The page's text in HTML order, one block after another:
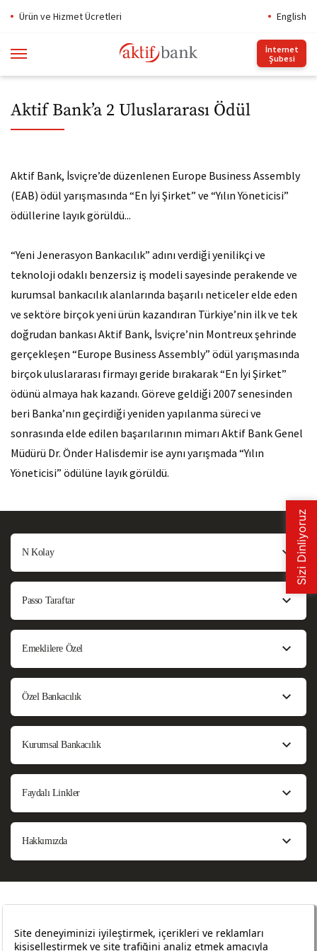
Ürün ve Hizmet Ücretleri English
İnternet
Şubesi
Aktif Bank’a 2 Uluslararası Ödül
Aktif Bank, İsviçre’de düzenlenen Europe Business Assembly
(EAB) ödül yarışmasında “En İyi Şirket” ve “Yılın Yöneticisi”
ödüllerine layık görüldü...
​“Yeni Jenerasyon Bankacılık” adını verdiği yenilikçi ve
teknoloji odaklı benzersiz iş modeli sayesinde perakende ve
kurumsal bankacılık alanlarında başarılı neticeler elde eden
ve sektöre birçok yeni ürün kazandıran Türkiye’nin ilk ve tek
doğrudan bankası Aktif Bank, İsviçre’nin Montreux şehrinde
gerçekleşen “Europe Business Assembly” ödül yarışmasında
birçok uluslararası firmayı geride bırakarak “En İyi Şirket”
ödünü almaya hak kazandı. Göreve geldiği 2007 senesinden
beri Banka’nın geçirdiği yeniden yapılanma süreci ve
sonrasında elde edilen başarılarının mimarı Aktif Bank Genel
Müdürü Dr. Önder Halisdemir ise aynı yarışmada “Yılın
Yöneticisi” ödülüne layık görüldü.​
N Kolay
Passo Taraftar
Emeklilere Özel
Özel Bankacılık
Kurumsal Bankacılık
Faydalı Linkler
Hakkımızda
Bilgi Toplumu Hizmetleri Sözleşmeler ve Formlar
Sıkça Sorulan Sorular Site Haritası